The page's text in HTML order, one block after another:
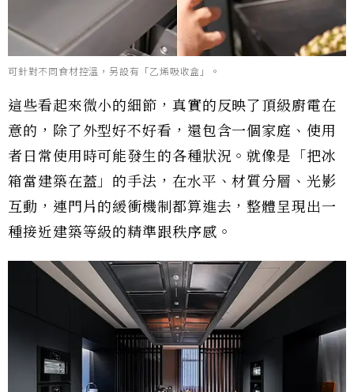
可針對不同食材控溫，另設有「乙烯吸收盒」。
這些看起來微小的細節，真實的反映了頂級廚電在
意的，除了外型好不好看，還包含一個家庭、使用
者日常使用時可能發生的各種狀況。就像是「把冰
箱當建築在蓋」的手法，在水平、材質分層、光影
互動，連門片的緩衝機制都算進去，整體呈現出一
種接近建築等級的精準跟秩序感。